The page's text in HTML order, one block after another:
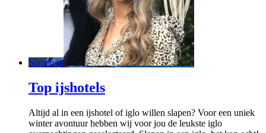
Slapen in
Top ijshotels
Altijd al in een ijshotel of iglo willen slapen? Voor een uniek
winter avontuur hebben wij voor jou de leukste iglo